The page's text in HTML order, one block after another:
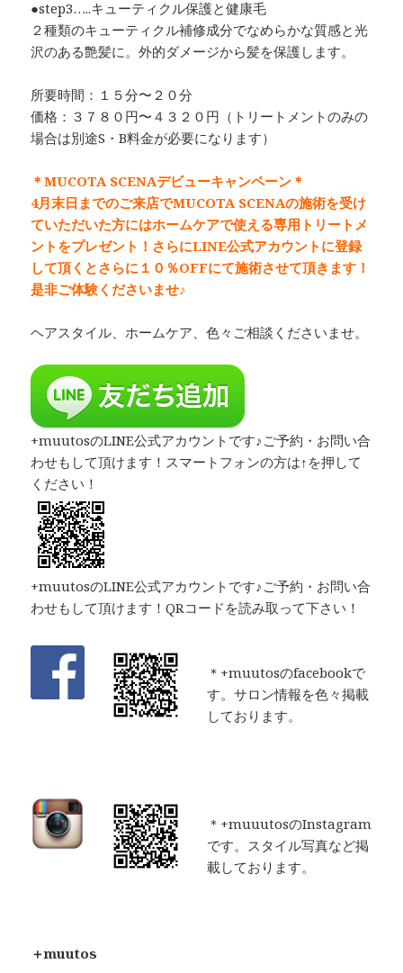
●step3…..キューティクル保護と健康毛
２種類のキューティクル補修成分でなめらかな質感と光
沢のある艶髪に。外的ダメージから髪を保護します。
所要時間：１５分〜２０分
価格：３７８０円〜４３２０円（トリートメントのみの
場合は別途S・B料金が必要になります）
＊MUCOTA SCENAデビューキャンペーン＊
4月末日までのご来店でMUCOTA SCENAの施術を受け
ていただいた方にはホームケアで使える専用トリートメ
ントをプレゼント！さらにLINE公式アカウントに登録
して頂くとさらに１０％OFFにて施術させて頂きます！
是非ご体験くださいませ♪
ヘアスタイル、ホームケア、色々ご相談くださいませ。
+muutosのLINE公式アカウントです♪ご予約・お問い合
わせもして頂けます！スマートフォンの方は↑を押して
ください！
+muutosのLINE公式アカウントです♪ご予約・お問い合
わせもして頂けます！QRコードを読み取って下さい！
＊+muutosのfacebookで
す。サロン情報を色々掲載
しております。
＊+muuutosのInstagram
です。スタイル写真など掲
載しております。
＋muutos